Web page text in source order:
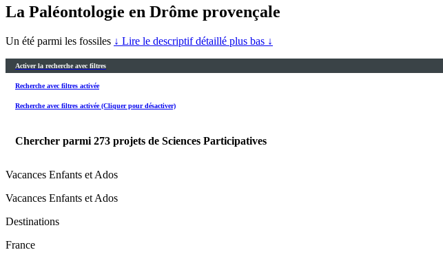
La Paléontologie en Drôme provençale
Un été parmi les fossiles ↓ Lire le descriptif détaillé plus bas ↓
Activer la recherche avec filtres
Recherche avec filtres activée
Recherche avec filtres activée (Cliquer pour désactiver)
Chercher parmi 273 projets de Sciences Participatives
Vacances Enfants et Ados
Vacances Enfants et Ados
Destinations
France